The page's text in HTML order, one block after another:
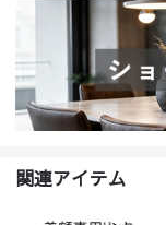
関連アイテム